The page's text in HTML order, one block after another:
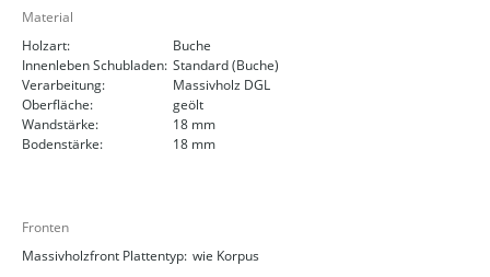
Material
Holzart:
Buche
Innenleben Schubladen: Standard (Buche)
Verarbeitung:
Massivholz DGL
Oberfläche:
geölt
Wandstärke:
18 mm
Bodenstärke:
18 mm
Fronten
Massivholzfront Plattentyp: wie Korpus